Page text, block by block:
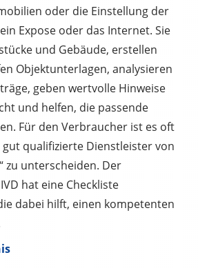
oder die Einstellung der
Expose oder das Internet. Sie
und Gebäude, erstellen
Objektunterlagen, analysieren
geben wertvolle Hinweise
und helfen, die passende
Für den Verbraucher ist es oft
qualifizierte Dienstleister von
zu unterscheiden. Der
hat eine Checkliste
dabei hilft, einen kompetenten